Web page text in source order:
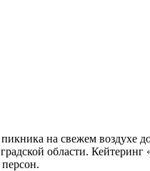
на свежем воздухе
области. Кейтеринг